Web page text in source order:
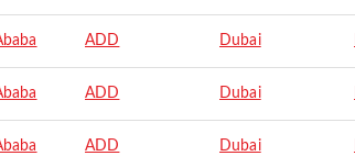
ADD Dubai
ADD Dubai
ADD Dubai